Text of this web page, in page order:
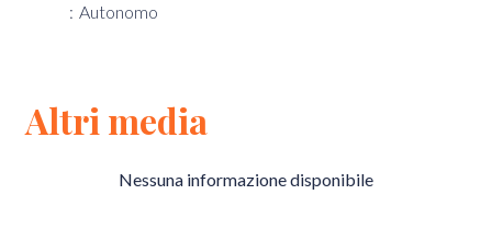
Autonomo
Altri media
Nessuna informazione disponibile